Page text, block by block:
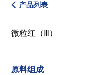
产品列表
微粒红（Ⅲ）
原料组成